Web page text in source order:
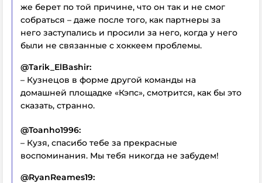
же берет по той причине, что он так и не смог
собраться – даже после того, как партнеры за
него заступались и просили за него, когда у него
были не связанные с хоккеем проблемы.
@Tarik_ElBashir:
– Кузнецов в форме другой команды на
домашней площадке «Кэпс», смотрится, как бы это
сказать, странно.
@Toanho1996:
– Кузя, спасибо тебе за прекрасные
воспоминания. Мы тебя никогда не забудем!
@RyanReames19: